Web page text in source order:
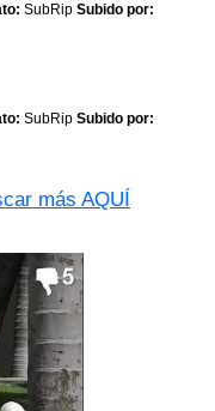
SubRip Subido por:
SubRip Subido por:
más AQUÍ